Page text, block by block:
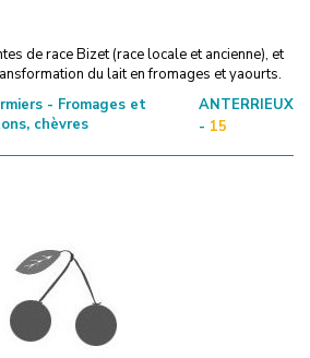
de race Bizet (race locale et ancienne), et
du lait en fromages et yaourts.
- Fromages et
chèvres
ANTERRIEUX
- 15